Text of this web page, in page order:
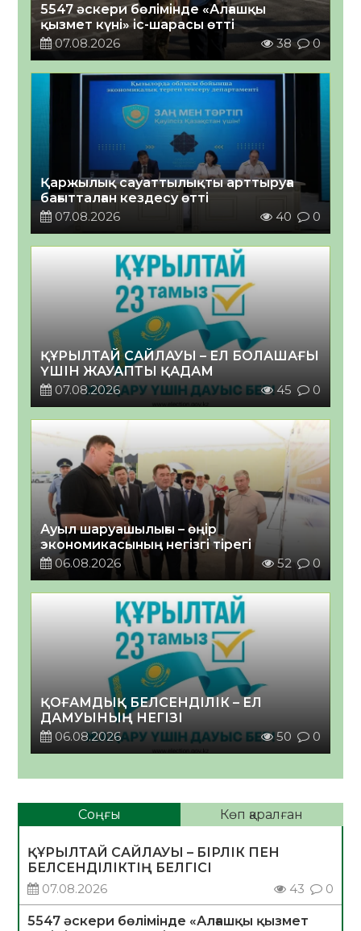
5547 әскери бөлімінде «Алғашқы
қызмет күні» іс-шарасы өтті
07.08.2026
38 0
Қаржылық сауаттылықты арттыруға
бағытталған кездесу өтті
07.08.2026
40 0
ҚҰРЫЛТАЙ САЙЛАУЫ – ЕЛ БОЛАШАҒЫ
ҮШІН ЖАУАПТЫ ҚАДАМ
07.08.2026
45 0
Ауыл шаруашылығы – өңір
экономикасының негізгі тірегі
06.08.2026
52 0
ҚОҒАМДЫҚ БЕЛСЕНДІЛІК – ЕЛ
ДАМУЫНЫҢ НЕГІЗІ
06.08.2026
50 0
Соңғы Көп қаралған
ҚҰРЫЛТАЙ САЙЛАУЫ – БІРЛІК ПЕН
БЕЛСЕНДІЛІКТІҢ БЕЛГІСІ
07.08.2026
43 0
5547 әскери бөлімінде «Алғашқы қызмет